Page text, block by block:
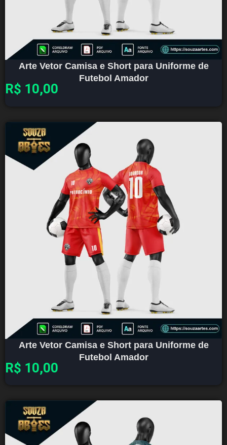
Arte Vetor Camisa e Short para Uniforme de
Futebol Amador
R$ 10,00
Arte Vetor Camisa e Short para Uniforme de
Futebol Amador
R$ 10,00